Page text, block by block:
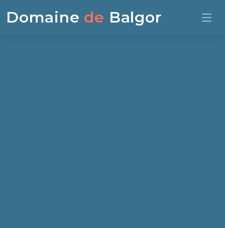
Domaine de Balgor